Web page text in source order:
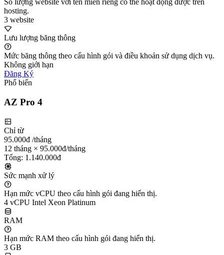
Số lượng website với tên miền riêng có thể hoạt động được trên
hosting.
3 website
Lưu lượng băng thông
Mức băng thông theo cấu hình gói và điều khoản sử dụng dịch vụ.
Không giới hạn
Đăng Ký
Phổ biến
AZ Pro 4
Chỉ từ
95.000đ /tháng
12 tháng × 95.000đ/tháng
Tổng: 1.140.000đ
Sức mạnh xử lý
Hạn mức vCPU theo cấu hình gói đang hiển thị.
4 vCPU Intel Xeon Platinum
RAM
Hạn mức RAM theo cấu hình gói đang hiển thị.
3 GB